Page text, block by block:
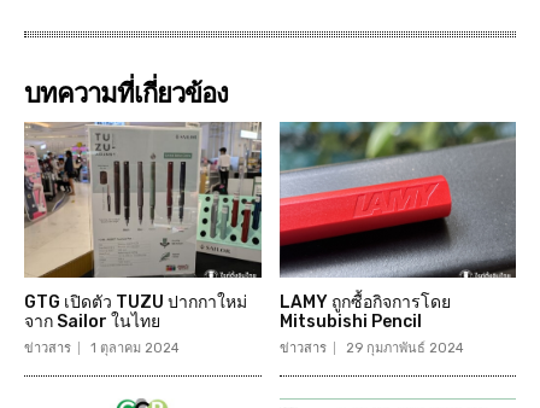
บทความที่เกี่ยวข้อง
GTG เปิดตัว TUZU ปากกาใหม่
จาก Sailor ในไทย
ข่าวสาร 1 ตุลาคม 2024
LAMY ถูกซื้อกิจการโดย
Mitsubishi Pencil
ข่าวสาร 29 กุมภาพันธ์ 2024